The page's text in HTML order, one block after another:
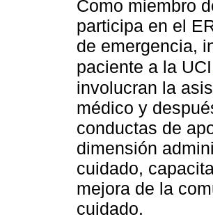
Como miembro
participa en el
de emergencia,
paciente a la
involucran la
médico y
conductas de
dimensión
cuidado,
mejora de la
cuidado.